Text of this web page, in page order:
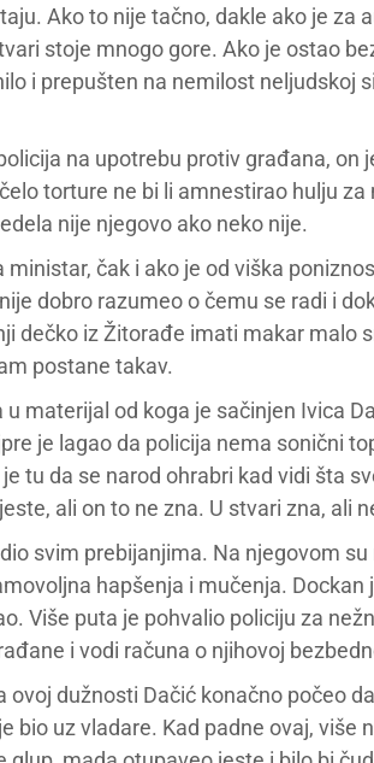
Ako to nije tačno, dakle ako je za
stoje mnogo gore. Ako je ostao
i prepušten na nemilost neljudskoj
na upotrebu protiv građana,
torture ne bi li amnestirao hulju
nije njegovo ako neko nije.
ministar, čak i ako je od viška
dobro razumeo o čemu se radi i
dečko iz Žitorađe imati makar malo
postane takav.
u materijal od koga je sačinjen Ivica
je lagao da policija nema sonični
tu da se narod ohrabri kad vidi šta
ali on to ne zna. U stvari zna, ali
svim prebijanjima. Na njegovom
hapšenja i mučenja.
Više puta je pohvalio policiju za
i vodi računa o njihovoj
ovoj dužnosti Dačić konačno počeo
bio uz vladare. Kad padne ovaj, više